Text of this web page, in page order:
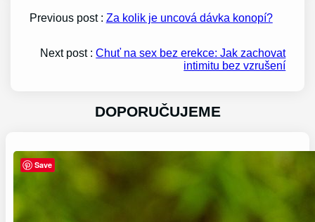
Previous post : Za kolik je uncová dávka konopí?
Next post :Chuť na sex bez erekce: Jak zachovat
intimitu bez vzrušení
DOPORUČUJEME
Save